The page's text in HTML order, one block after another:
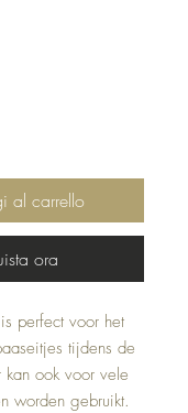
al carrello
ora
perfect voor het
tijdens de
ook voor vele
worden gebruikt.